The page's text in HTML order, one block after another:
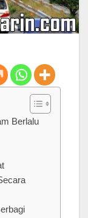
Berlalu